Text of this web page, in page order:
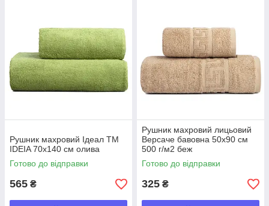
Рушник махровий Ідеал TM
IDEIA 70х140 см олива
Готово до відправки
565 ₴
Рушник махровий лицьовий
Версаче бавовна 50х90 см
500 г/м2 беж
Готово до відправки
325 ₴